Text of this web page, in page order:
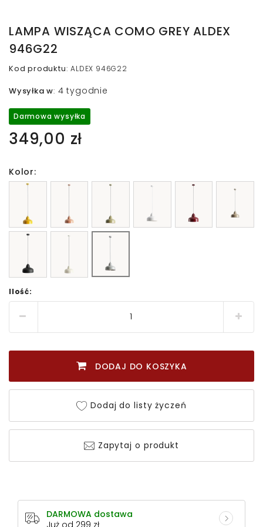
LAMPA WISZĄCA COMO GREY ALDEX
946G22
Kod produktu:ALDEX 946G22
Wysyłka w: 4 tygodnie
Darmowa wysyłka
349,00 zł
Kolor:
Ilość:
DODAJ DO KOSZYKA
Dodaj do listy życzeń
Zapytaj o produkt
DARMOWA dostawa